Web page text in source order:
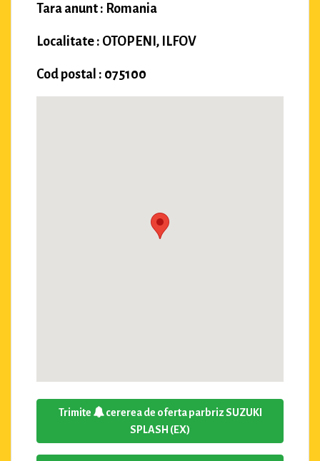
Tara anunt : Romania
Localitate : OTOPENI, ILFOV
Cod postal : 075100
Trimite
cererea de oferta parbriz SUZUKI
SPLASH (EX)